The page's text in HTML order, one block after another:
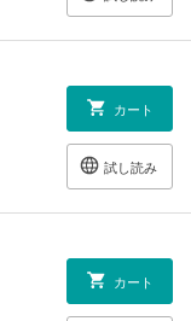
カート
試し読み
カート